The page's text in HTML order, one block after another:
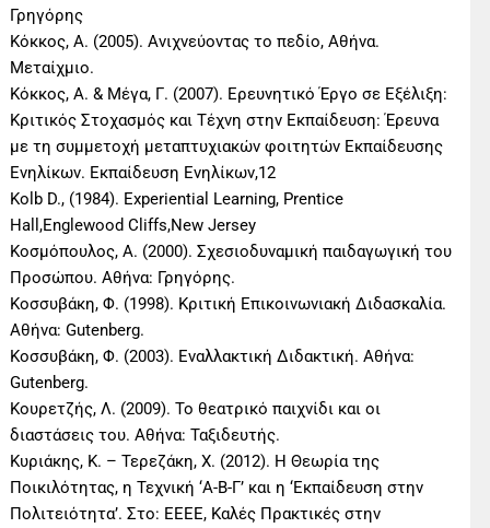
Γρηγόρης
Κόκκος, Α. (2005). Ανιχνεύοντας το πεδίο, Αθήνα.
Μεταίχμιο.
Κόκκος, Α. & Μέγα, Γ. (2007). Ερευνητικό Έργο σε Εξέλιξη:
Κριτικός Στοχασμός και Τέχνη στην Εκπαίδευση: Έρευνα
με τη συμμετοχή μεταπτυχιακών φοιτητών Εκπαίδευσης
Ενηλίκων. Εκπαίδευση Ενηλίκων,12
Kolb D., (1984). Experiential Learning, Prentice
Hall,Englewood Cliffs,New Jersey
Κοσμόπουλος, Α. (2000). Σχεσιοδυναμική παιδαγωγική του
Προσώπου. Αθήνα: Γρηγόρης.
Κοσσυβάκη, Φ. (1998). Κριτική Επικοινωνιακή Διδασκαλία.
Αθήνα: Gutenberg.
Κοσσυβάκη, Φ. (2003). Εναλλακτική Διδακτική. Αθήνα:
Gutenberg.
Κουρετζής, Λ. (2009). Το θεατρικό παιχνίδι και οι
διαστάσεις του. Αθήνα: Ταξιδευτής.
Κυριάκης, Κ. – Τερεζάκη, Χ. (2012). Η Θεωρία της
Ποικιλότητας, η Τεχνική ‘Α-Β-Γ’ και η ‘Εκπαίδευση στην
Πολιτειότητα’. Στο: ΕΕΕΕ, Καλές Πρακτικές στην